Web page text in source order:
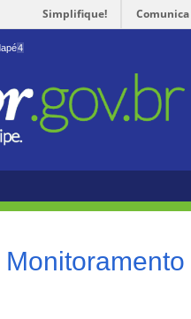
Simplifique! Comunica
4